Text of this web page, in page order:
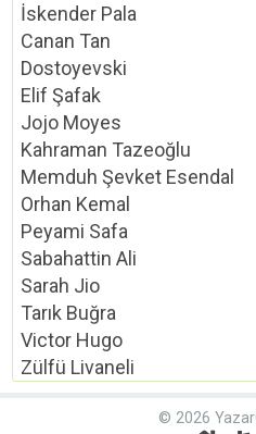
İskender Pala
Canan Tan
Dostoyevski
Elif Şafak
Jojo Moyes
Kahraman Tazeoğlu
Memduh Şevket Esendal
Orhan Kemal
Peyami Safa
Sabahattin Ali
Sarah Jio
Tarık Buğra
Victor Hugo
Zülfü Livaneli
© 2026